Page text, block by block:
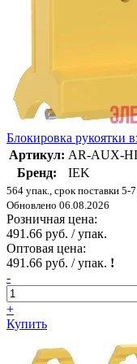
Блокировка
Артикул: AR-AUX-
Бренд:
IEK
564 упак., срок поставки 5-
Обновлено 06.08.2026
Розничная цена:
491.66 руб. / упак.
Оптовая цена:
491.66 руб. / упак. !
-
+
Купить